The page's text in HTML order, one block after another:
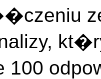
100